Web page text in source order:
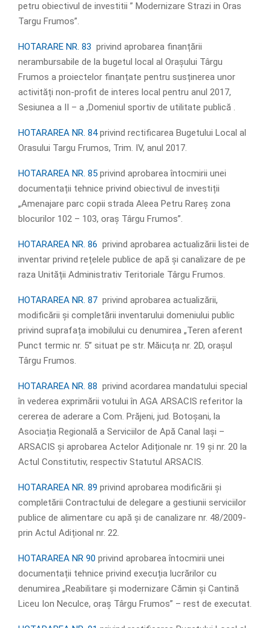
petru obiectivul de investitii ” Modernizare Strazi in Oras
Targu Frumos”.
HOTARARE NR. 83 privind aprobarea finanțării
nerambursabile de la bugetul local al Orașului Târgu
Frumos a proiectelor finanțate pentru susținerea unor
activități non-profit de interes local pentru anul 2017,
Sesiunea a II – a ,Domeniul sportiv de utilitate publică .
HOTARAREA NR. 84privind rectificarea Bugetului Local al
Orasului Targu Frumos, Trim. IV, anul 2017.
HOTARAREA NR. 85 privind aprobarea întocmirii unei
documentații tehnice privind obiectivul de investiții
„Amenajare parc copii strada Aleea Petru Rareș zona
blocurilor 102 – 103, oraș Târgu Frumos”.
HOTARAREA NR. 86 privind aprobarea actualizării listei de
inventar privind rețelele publice de apă și canalizare de pe
raza Unității Administrativ Teritoriale Târgu Frumos.
HOTARAREA NR. 87 privind aprobarea actualizării,
modificării și completării inventarului domeniului public
privind suprafața imobilului cu denumirea „Teren aferent
Punct termic nr. 5” situat pe str. Măicuța nr. 2D, orașul
Târgu Frumos.
HOTARAREA NR. 88 privind acordarea mandatului special
în vederea exprimării votului în AGA ARSACIS referitor la
cererea de aderare a Com. Prăjeni, jud. Botoșani, la
Asociația Regională a Serviciilor de Apă Canal Iași –
ARSACIS și aprobarea Actelor Adiționale nr. 19 și nr. 20 la
Actul Constitutiv, respectiv Statutul ARSACIS.
HOTARAREA NR. 89 privind aprobarea modificării și
completării Contractului de delegare a gestiunii serviciilor
publice de alimentare cu apă și de canalizare nr. 48/2009-
prin Actul Adițional nr. 22.
HOTARAREA NR 90 privind aprobarea întocmirii unei
documentații tehnice privind execuția lucrărilor cu
denumirea „Reabilitare și modernizare Cămin și Cantină
Liceu Ion Neculce, oraș Târgu Frumos” – rest de executat.